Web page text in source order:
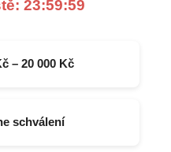
23:59:59
– 20 000 Kč
schválení